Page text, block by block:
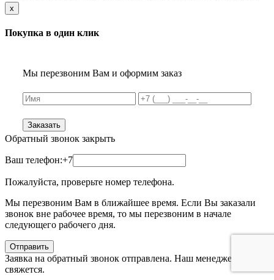
x
Покупка в один клик
Мы перезвоним Вам и оформим заказ
Заказать
Обратный звонок закрыть
Ваш телефон:+7
Пожалуйста, проверьте номер телефона.
Мы перезвоним Вам в ближайшее время. Если Вы заказали
звонок вне рабочее время, то мы перезвоним в начале
следующего рабочего дня.
Отправить
Заявка на обратный звонок отправлена. Наш менеджер с Вами
свяжется.